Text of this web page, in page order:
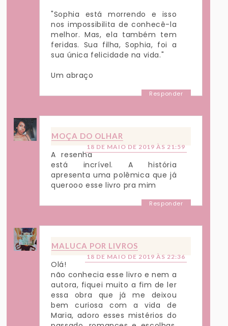
"Sophia está morrendo e isso
nos impossibilita de conhecê-la
melhor. Mas, ela também tem
feridas. Sua filha, Sophia, foi a
sua única felicidade na vida."
Um abraço
Responder
MOÇA DO OLHAR
18 DE MAIO DE 2019 ÀS 21:59
A resenha
está incrível. A história
apresenta uma polêmica que já
querooo esse livro pra mim
Responder
MALUCA POR LIVROS
18 DE MAIO DE 2019 ÀS 22:36
Olá!
não conhecia esse livro e nem a
autora, fiquei muito a fim de ler
essa obra que já me deixou
bem curiosa com a vida de
Maria, adoro esses mistérios do